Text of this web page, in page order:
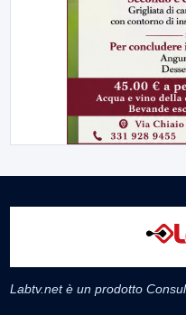
Labtv.net è un prodotto